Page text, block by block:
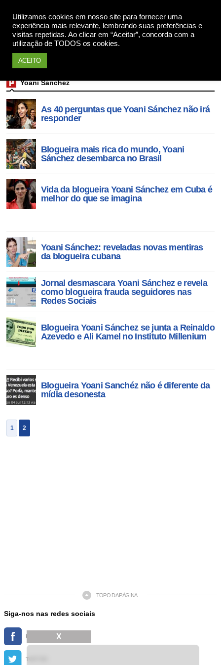
Utilizamos cookies em nosso site para fornecer uma
experiência mais relevante, lembrando suas preferências e
visitas repetidas. Ao clicar em “Aceitar”, concorda com a
utilização de TODOS os cookies.
ACEITO
Yoani Sánchez
As 40 perguntas que Yoani Sánchez não irá
responder
Blogueira mais rica do mundo, Yoani
Sánchez desembarca no Brasil
Vida da blogueira Yoani Sánchez em Cuba é
melhor do que se imagina
Yoani Sánchez: reveladas novas mentiras
da blogueira cubana
Jornal desmascara Yoani Sánchez e revela
como blogueira frauda seguidores nas
Redes Sociais
Blogueira Yoani Sánchez se junta a Reinaldo
Azevedo e Ali Kamel no Instituto Millenium
Blogueira Yoani Sanchéz não é diferente da
mídia desonesta
1 2
TOPO DA PÁGINA
Siga-nos nas redes sociais
FACEBOOK
TWITTER
X